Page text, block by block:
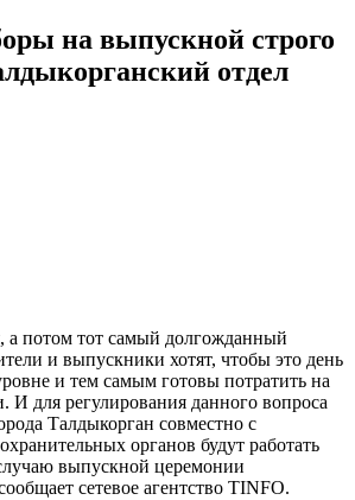
на выпускной строго
отдел
а потом тот самый долгожданный
и выпускники хотят, чтобы это день
и тем самым готовы потратить на
И для регулирования данного вопроса
Талдыкорган совместно с
органов будут работать
выпускной церемонии
сетевое агентство TINFO.